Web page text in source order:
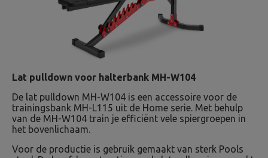
Lat pulldown voor halterbank MH-W104
De lat pulldown MH-W104 is een accessoire voor de
trainingsbank MH-L115 uit de Home serie. Met behulp
van de MH-W104 train je efficiënt vele spiergroepen in
het bovenlichaam.
Voor de productie is gebruik gemaakt van sterk Pools